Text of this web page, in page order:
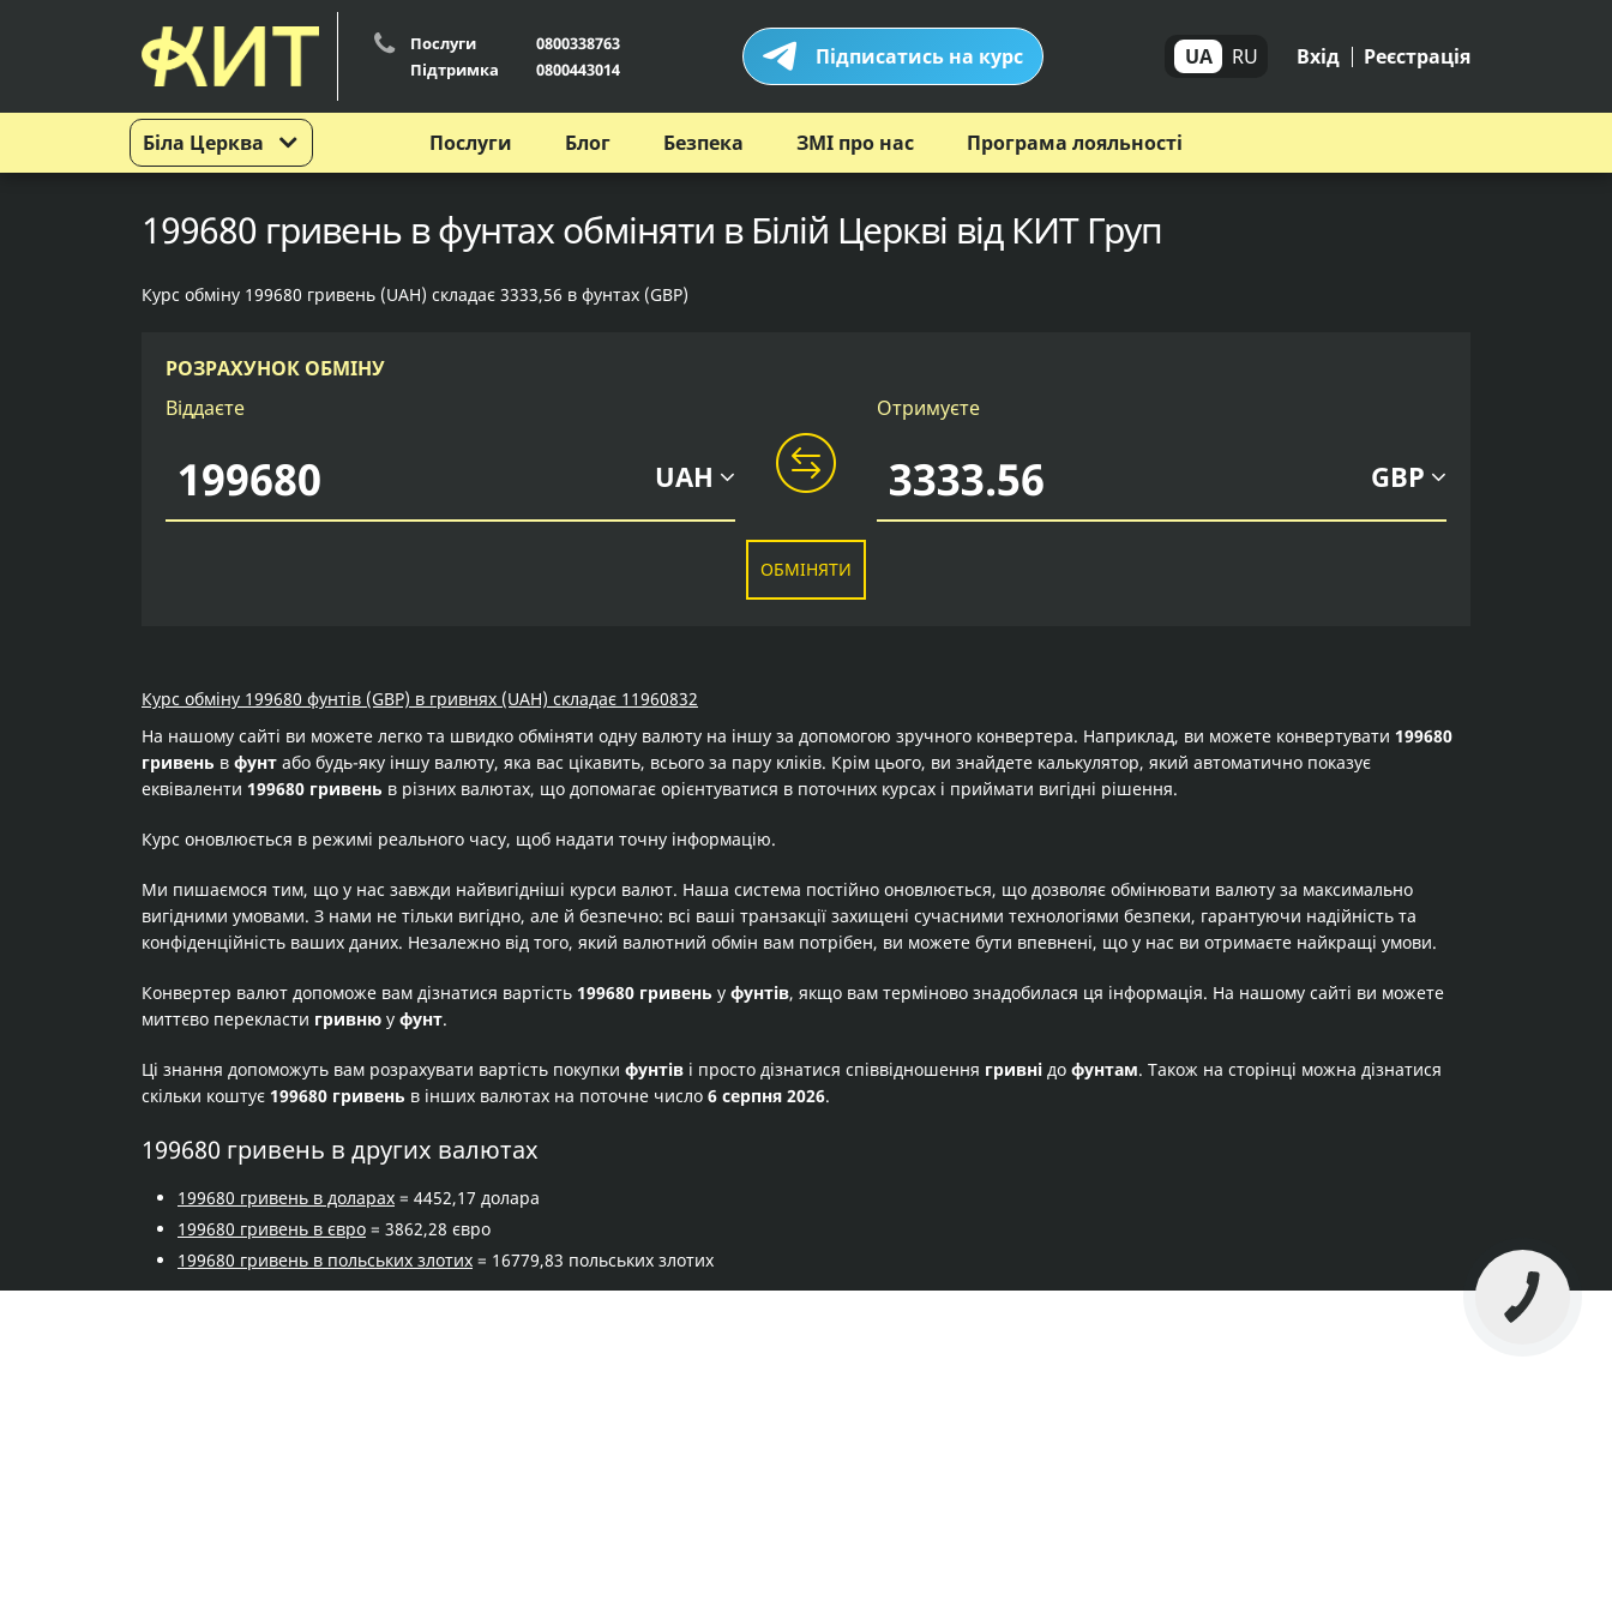
Біла Церква
Послуги
0800338763
Підтримка
0800443014 Підписатись на курс UA RU Вхід Реєстрація
Послуги Блог Безпека ЗМІ про нас Програма лояльності
199680 гривень в фунтах обміняти в Білій Церкві від КИТ Груп
Курс обміну 199680 гривень (UAH) складає 3333,56 в фунтах (GBP)
РОЗРАХУНОК ОБМІНУ
Віддаєте
UAH
Отримуєте
GBP
ОБМІНЯТИ
Курс обміну 199680 фунтів (GBP) в гривнях (UAH) складає 11960832
На нашому сайті ви можете легко та швидко обміняти одну валюту на іншу за допомогою зручного конвертера. Наприклад, ви можете конвертувати 199680
гривень в фунт або будь-яку іншу валюту, яка вас цікавить, всього за пару кліків. Крім цього, ви знайдете калькулятор, який автоматично показує
еквіваленти 199680 гривень в різних валютах, що допомагає орієнтуватися в поточних курсах і приймати вигідні рішення.
Курс оновлюється в режимі реального часу, щоб надати точну інформацію.
Ми пишаємося тим, що у нас завжди найвигідніші курси валют. Наша система постійно оновлюється, що дозволяє обмінювати валюту за максимально
вигідними умовами. З нами не тільки вигідно, але й безпечно: всі ваші транзакції захищені сучасними технологіями безпеки, гарантуючи надійність та
конфіденційність ваших даних. Незалежно від того, який валютний обмін вам потрібен, ви можете бути впевнені, що у нас ви отримаєте найкращі умови.
Конвертер валют допоможе вам дізнатися вартість 199680 гривень у фунтів, якщо вам терміново знадобилася ця інформація. На нашому сайті ви можете
миттєво перекласти гривню у фунт.
Ці знання допоможуть вам розрахувати вартість покупки фунтів і просто дізнатися співвідношення гривні до фунтам. Також на сторінці можна дізнатися
скільки коштує 199680 гривень в інших валютах на поточне число 6 серпня 2026.
199680 гривень в других валютах
199680 гривень в доларах = 4452,17 долара
199680 гривень в євро = 3862,28 євро
199680 гривень в польських злотих = 16779,83 польських злотих
КНОПКА
ЗВ'ЯЗКУ